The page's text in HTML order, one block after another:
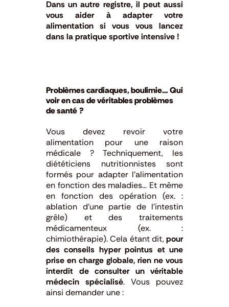
Dans un autre registre, il peut aussi
vous aider à adapter votre
alimentation si vous vous lancez
dans la pratique sportive intensive !
Problèmes cardiaques, boulimie… Qui
voir en cas de véritables problèmes
de santé ?
Vous devez revoir votre
alimentation pour une raison
médicale ? Techniquement, les
diététiciens nutritionnistes sont
formés pour adapter l’alimentation
en fonction des maladies… Et même
en fonction des opération (ex. :
ablation d’une partie de l’intestin
grêle) et des traitements
médicamenteux (ex. :
chimiothérapie). Cela étant dit,pour
des conseils hyper pointus et une
prise en charge globale, rien ne vous
interdit de consulter un véritable
médecin spécialisé. Vous pouvez
ainsi demander une :